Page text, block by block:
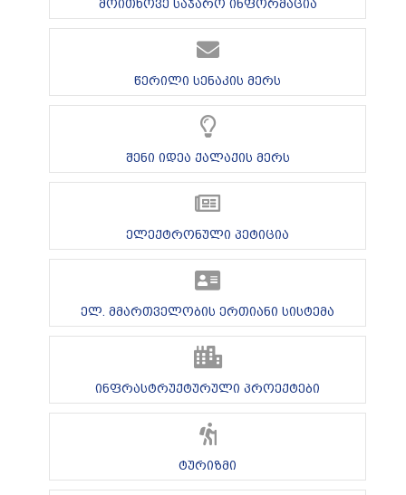
მოითხოვე საჯარო ინფორმაცია
წერილი სენაკის მერს
შენი იდეა ქალაქის მერს
ელექტრონული პეტიცია
ელ. მმართველობის ერთიანი სისტემა
ინფრასტრუქტურული პროექტები
ტურიზმი